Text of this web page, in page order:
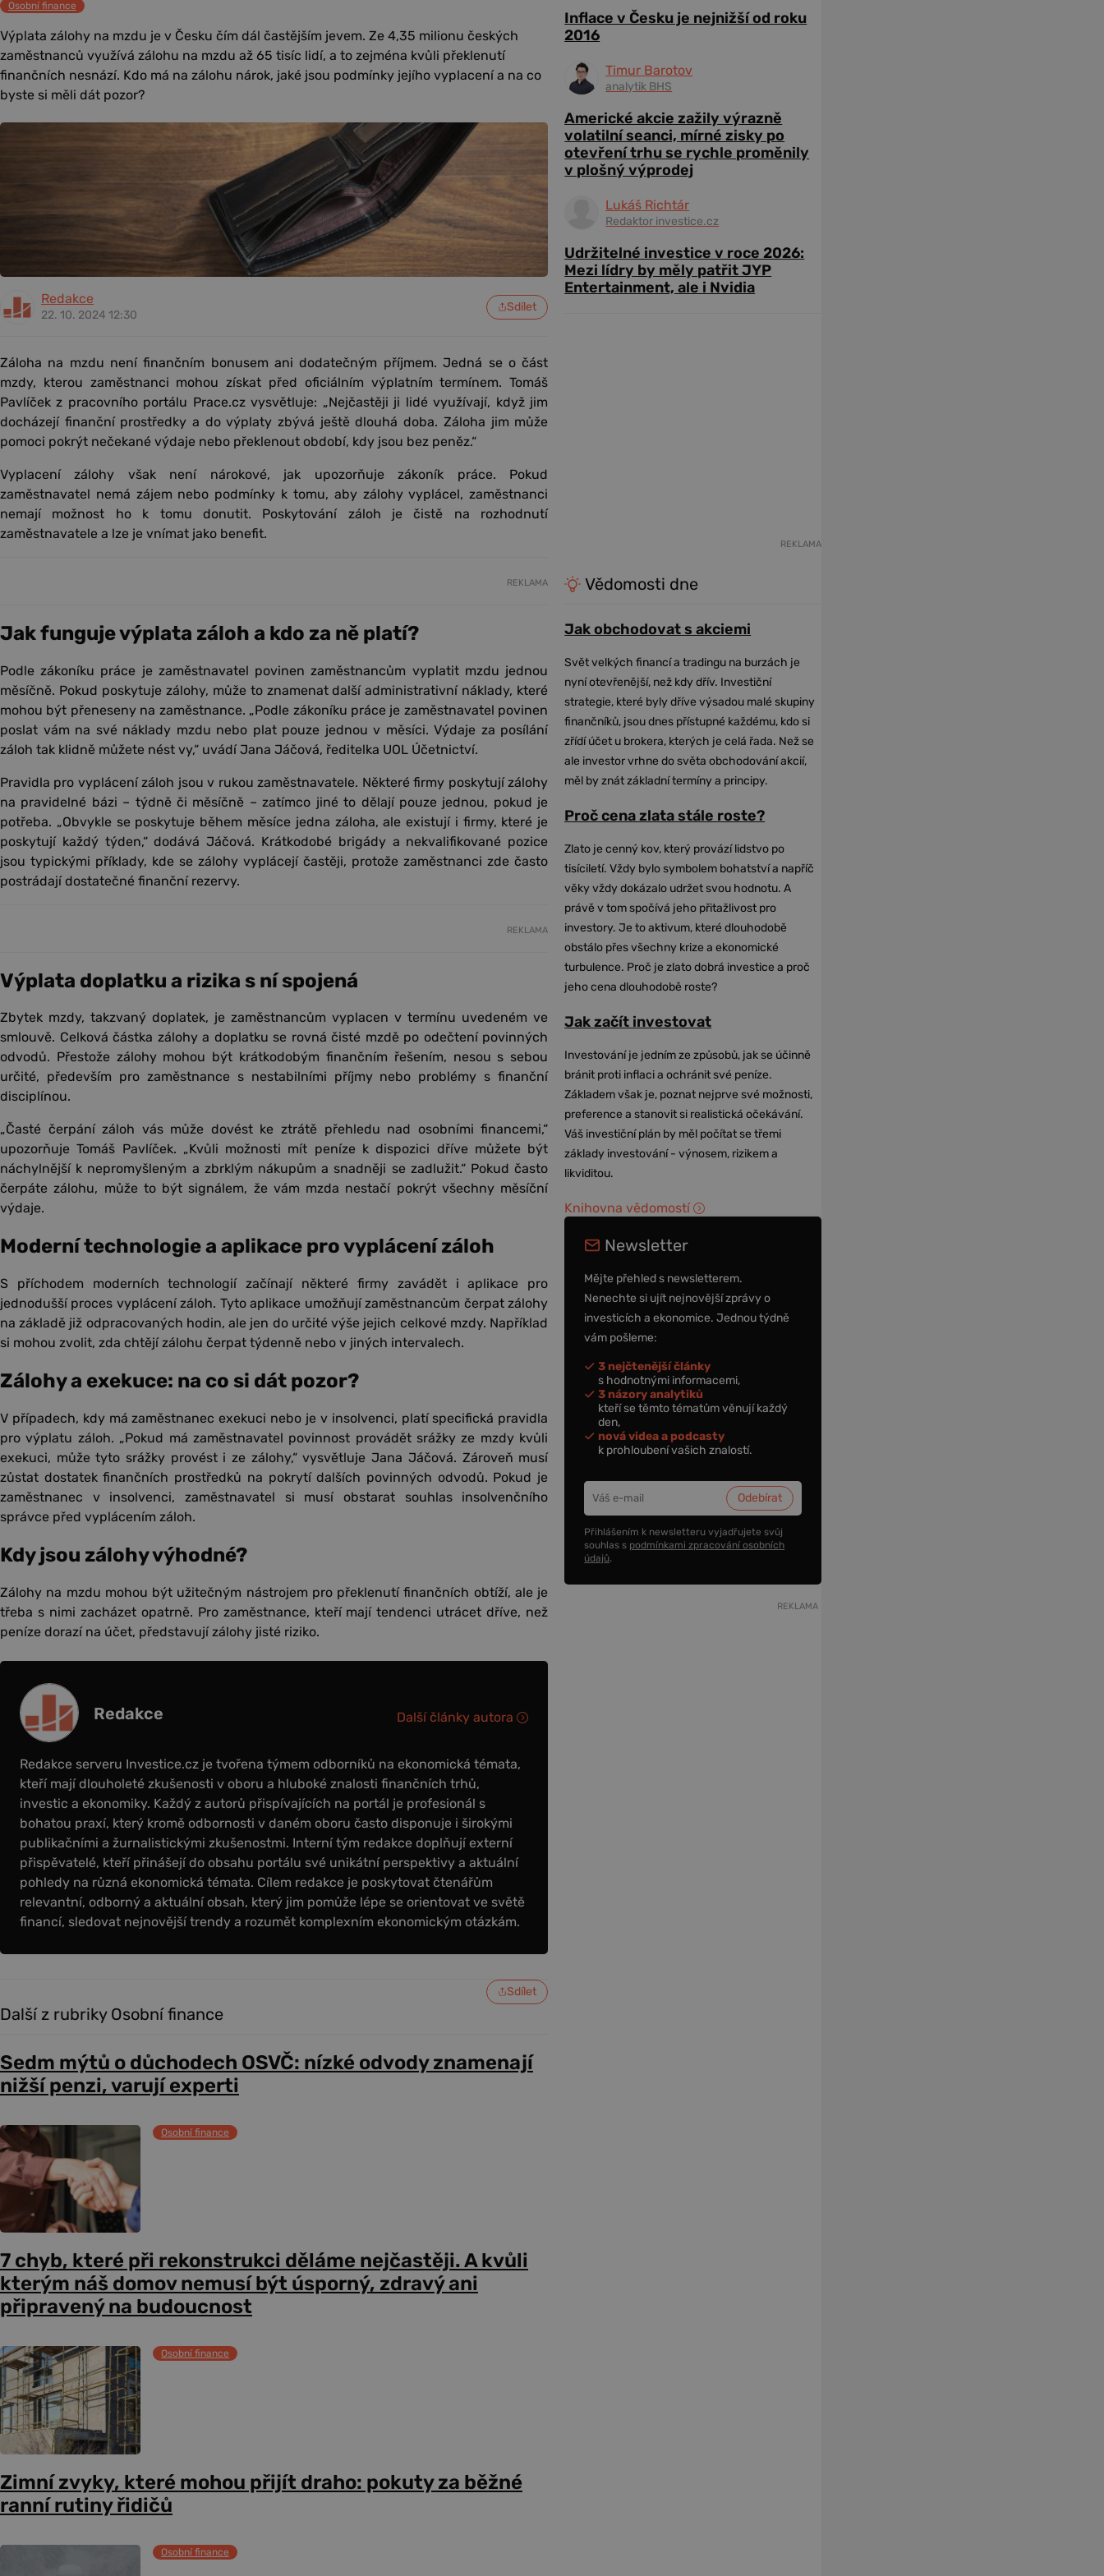
Osobní finance
Výplata zálohy na mzdu je v Česku čím dál častějším jevem. Ze 4,35 milionu českých
zaměstnanců využívá zálohu na mzdu až 65 tisíc lidí, a to zejména kvůli překlenutí
finančních nesnází. Kdo má na zálohu nárok, jaké jsou podmínky jejího vyplacení a na co
byste si měli dát pozor?
Redakce
22. 10. 2024 12:30
Sdílet
Záloha na mzdu není finančním bonusem ani dodatečným příjmem. Jedná se o část
mzdy, kterou zaměstnanci mohou získat před oficiálním výplatním termínem. Tomáš
Pavlíček z pracovního portálu Prace.cz vysvětluje: „Nejčastěji ji lidé využívají, když jim
docházejí finanční prostředky a do výplaty zbývá ještě dlouhá doba. Záloha jim může
pomoci pokrýt nečekané výdaje nebo překlenout období, kdy jsou bez peněz.“
Vyplacení zálohy však není nárokové, jak upozorňuje zákoník práce. Pokud
zaměstnavatel nemá zájem nebo podmínky k tomu, aby zálohy vyplácel, zaměstnanci
nemají možnost ho k tomu donutit. Poskytování záloh je čistě na rozhodnutí
zaměstnavatele a lze je vnímat jako benefit.
REKLAMA
Jak funguje výplata záloh a kdo za ně platí?
Podle zákoníku práce je zaměstnavatel povinen zaměstnancům vyplatit mzdu jednou
měsíčně. Pokud poskytuje zálohy, může to znamenat další administrativní náklady, které
mohou být přeneseny na zaměstnance. „Podle zákoníku práce je zaměstnavatel povinen
poslat vám na své náklady mzdu nebo plat pouze jednou v měsíci. Výdaje za posílání
záloh tak klidně můžete nést vy,“ uvádí Jana Jáčová, ředitelka UOL Účetnictví.
Pravidla pro vyplácení záloh jsou v rukou zaměstnavatele. Některé firmy poskytují zálohy
na pravidelné bázi – týdně či měsíčně – zatímco jiné to dělají pouze jednou, pokud je
potřeba. „Obvykle se poskytuje během měsíce jedna záloha, ale existují i firmy, které je
poskytují každý týden,“ dodává Jáčová. Krátkodobé brigády a nekvalifikované pozice
jsou typickými příklady, kde se zálohy vyplácejí častěji, protože zaměstnanci zde často
postrádají dostatečné finanční rezervy.
REKLAMA
Výplata doplatku a rizika s ní spojená
Zbytek mzdy, takzvaný doplatek, je zaměstnancům vyplacen v termínu uvedeném ve
smlouvě. Celková částka zálohy a doplatku se rovná čisté mzdě po odečtení povinných
odvodů. Přestože zálohy mohou být krátkodobým finančním řešením, nesou s sebou
určité, především pro zaměstnance s nestabilními příjmy nebo problémy s finanční
disciplínou.
„Časté čerpání záloh vás může dovést ke ztrátě přehledu nad osobními financemi,“
upozorňuje Tomáš Pavlíček. „Kvůli možnosti mít peníze k dispozici dříve můžete být
náchylnější k nepromyšleným a zbrklým nákupům a snadněji se zadlužit.“ Pokud často
čerpáte zálohu, může to být signálem, že vám mzda nestačí pokrýt všechny měsíční
výdaje.
Moderní technologie a aplikace pro vyplácení záloh
S příchodem moderních technologií začínají některé firmy zavádět i aplikace pro
jednodušší proces vyplácení záloh. Tyto aplikace umožňují zaměstnancům čerpat zálohy
na základě již odpracovaných hodin, ale jen do určité výše jejich celkové mzdy. Například
si mohou zvolit, zda chtějí zálohu čerpat týdenně nebo v jiných intervalech.
Zálohy a exekuce: na co si dát pozor?
V případech, kdy má zaměstnanec exekuci nebo je v insolvenci, platí specifická pravidla
pro výplatu záloh. „Pokud má zaměstnavatel povinnost provádět srážky ze mzdy kvůli
exekuci, může tyto srážky provést i ze zálohy,“ vysvětluje Jana Jáčová. Zároveň musí
zůstat dostatek finančních prostředků na pokrytí dalších povinných odvodů. Pokud je
zaměstnanec v insolvenci, zaměstnavatel si musí obstarat souhlas insolvenčního
správce před vyplácením záloh.
Kdy jsou zálohy výhodné?
Zálohy na mzdu mohou být užitečným nástrojem pro překlenutí finančních obtíží, ale je
třeba s nimi zacházet opatrně. Pro zaměstnance, kteří mají tendenci utrácet dříve, než
peníze dorazí na účet, představují zálohy jisté riziko.
Redakce
Redakce serveru Investice.cz je tvořena týmem odborníků na ekonomická témata,
kteří mají dlouholeté zkušenosti v oboru a hluboké znalosti finančních trhů,
investic a ekonomiky. Každý z autorů přispívajících na portál je profesionál s
bohatou praxí, který kromě odbornosti v daném oboru často disponuje i širokými
publikačními a žurnalistickými zkušenostmi. Interní tým redakce doplňují externí
přispěvatelé, kteří přinášejí do obsahu portálu své unikátní perspektivy a aktuální
pohledy na různá ekonomická témata. Cílem redakce je poskytovat čtenářům
relevantní, odborný a aktuální obsah, který jim pomůže lépe se orientovat ve světě
financí, sledovat nejnovější trendy a rozumět komplexním ekonomickým otázkám.
Další články autora
Sdílet
Další z rubriky Osobní finance
Sedm mýtů o důchodech OSVČ: nízké odvody znamenají
nižší penzi, varují experti
Osobní finance
7 chyb, které při rekonstrukci děláme nejčastěji. A kvůli
kterým náš domov nemusí být úsporný, zdravý ani
připravený na budoucnost
Osobní finance
Zimní zvyky, které mohou přijít draho: pokuty za běžné
ranní rutiny řidičů
Osobní finance
Inflace v Česku je nejnižší od roku
2016
Timur Barotov
analytik BHS
Americké akcie zažily výrazně
volatilní seanci, mírné zisky po
otevření trhu se rychle proměnily
v plošný výprodej
Lukáš Richtár
Redaktor investice.cz
Udržitelné investice v roce 2026:
Mezi lídry by měly patřit JYP
Entertainment, ale i Nvidia
REKLAMA
Vědomosti dne
Jak obchodovat s akciemi
Svět velkých financí a tradingu na burzách je
nyní otevřenější, než kdy dřív. Investiční
strategie, které byly dříve výsadou malé skupiny
finančníků, jsou dnes přístupné každému, kdo si
zřídí účet u brokera, kterých je celá řada. Než se
ale investor vrhne do světa obchodování akcií,
měl by znát základní termíny a principy.
Proč cena zlata stále roste?
Zlato je cenný kov, který provází lidstvo po
tisíciletí. Vždy bylo symbolem bohatství a napříč
věky vždy dokázalo udržet svou hodnotu. A
právě v tom spočívá jeho přitažlivost pro
investory. Je to aktivum, které dlouhodobě
obstálo přes všechny krize a ekonomické
turbulence. Proč je zlato dobrá investice a proč
jeho cena dlouhodobě roste?
Jak začít investovat
Investování je jedním ze způsobů, jak se účinně
bránit proti inflaci a ochránit své peníze.
Základem však je, poznat nejprve své možnosti,
preference a stanovit si realistická očekávání.
Váš investiční plán by měl počítat se třemi
základy investování - výnosem, rizikem a
likviditou.
Knihovna vědomostí
Newsletter
Mějte přehled s newsletterem.
Nenechte si ujít nejnovější zprávy o
investicích a ekonomice. Jednou týdně
vám pošleme:
3 nejčtenější články
s hodnotnými informacemi,
3 názory analytiků
kteří se těmto tématům věnují každý
den,
nová videa a podcasty
k prohloubení vašich znalostí.
Přihlášením k newsletteru vyjadřujete svůj
souhlas s podmínkami zpracování osobních
údajů.
REKLAMA